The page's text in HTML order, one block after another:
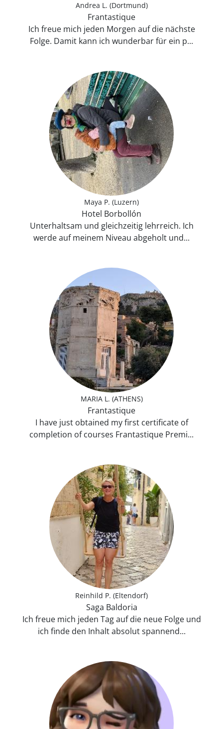
Andrea L. (Dortmund)
Frantastique
Ich freue mich jeden Morgen auf die nächste
Folge. Damit kann ich wunderbar für ein p...
Maya P. (Luzern)
Hotel Borbollón
Unterhaltsam und gleichzeitig lehrreich. Ich
werde auf meinem Niveau abgeholt und...
MARIA L. (ATHENS)
Frantastique
I have just obtained my first certificate of
completion of courses Frantastique Premi...
Reinhild P. (Eltendorf)
Saga Baldoria
Ich freue mich jeden Tag auf die neue Folge und
ich finde den Inhalt absolut spannend...